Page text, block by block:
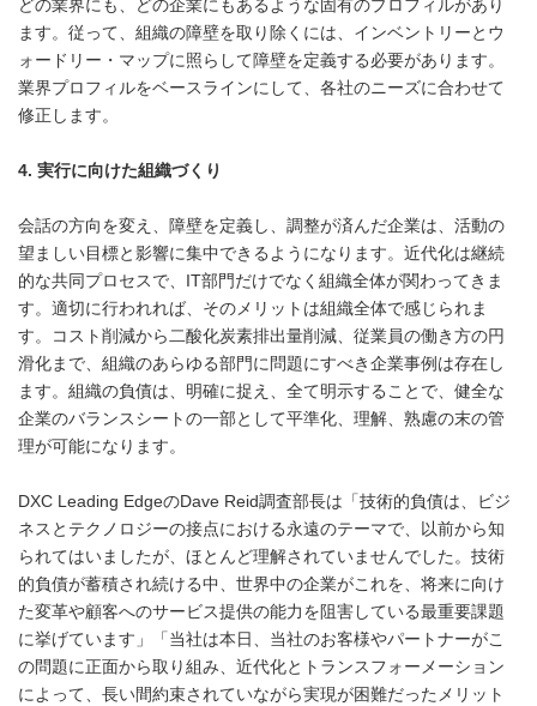
どの業界にも、どの企業にもあるような固有のプロフィルがあり
ます。従って、組織の障壁を取り除くには、インベントリーとウ
ォードリー・マップに照らして障壁を定義する必要があります。
業界プロフィルをベースラインにして、各社のニーズに合わせて
修正します。
4. 実行に向けた組織づくり
会話の方向を変え、障壁を定義し、調整が済んだ企業は、活動の
望ましい目標と影響に集中できるようになります。近代化は継続
的な共同プロセスで、IT部門だけでなく組織全体が関わってきま
す。適切に行われれば、そのメリットは組織全体で感じられま
す。コスト削減から二酸化炭素排出量削減、従業員の働き方の円
滑化まで、組織のあらゆる部門に問題にすべき企業事例は存在し
ます。組織の負債は、明確に捉え、全て明示することで、健全な
企業のバランスシートの一部として平準化、理解、熟慮の末の管
理が可能になります。
DXC Leading EdgeのDave Reid調査部長は「技術的負債は、ビジ
ネスとテクノロジーの接点における永遠のテーマで、以前から知
られてはいましたが、ほとんど理解されていませんでした。技術
的負債が蓄積され続ける中、世界中の企業がこれを、将来に向け
た変革や顧客へのサービス提供の能力を阻害している最重要課題
に挙げています」「当社は本日、当社のお客様やパートナーがこ
の問題に正面から取り組み、近代化とトランスフォーメーション
によって、長い間約束されていながら実現が困難だったメリット